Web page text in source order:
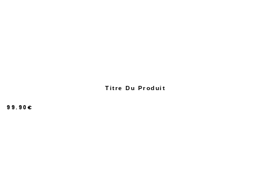
Titre Du Produit
99.90€